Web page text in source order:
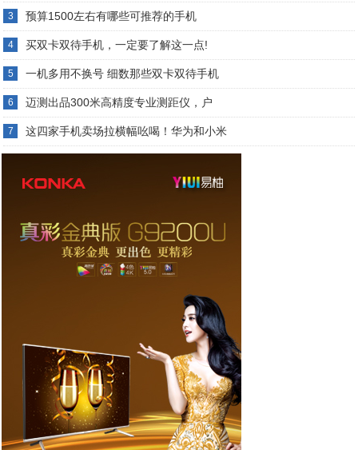
3 预算1500左右有哪些可推荐的手机
4 买双卡双待手机，一定要了解这一点!
5 一机多用不换号 细数那些双卡双待手机
6 迈测出品300米高精度专业测距仪，户
7 这四家手机卖场拉横幅吆喝！华为和小米